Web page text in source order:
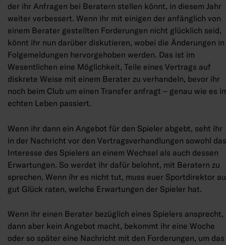
der ihr Anfragen bei Beratern stellen könnt, in diesem Jahr
weiter verbessert. Wenn ihr mit einigen der anfänglich von
einem Berater gestellten Forderungen nicht glücklich seid,
könnt ihr nun darüber diskutieren, wobei die Änderungen in
Folgemeldungen hervorgehoben werden. Das ist im
Wesentlichen eine Möglichkeit, Teile eines Vertrags auf
diskrete Weise mit einem Berater zu verhandeln, bevor ihr
noch beim Club um einen Transfer anfragt – genau wie es
echten Leben passiert.
Wenn ihr dann ein Angebot für den Spieler abgebt, seht ihr
in der Nachricht vor den Vertragsverhandlungen sowohl das
Interesse des Spielers an einem Wechsel als auch dessen
Erwartungen. So werdet ihr dafür belohnt, mit Beratern zu
sprechen. Wenn ihr es nicht tut, muss euer Sportdirektor
gut Glück raten, welche Erwartungen der Spieler hat.
Wenn ihr einen Berater bezüglich eines Spielers ansprecht,
dann aber kein Angebot macht, bekommt ihr eine Woche
oder so später eine Nachricht mit den Forderungen, um das